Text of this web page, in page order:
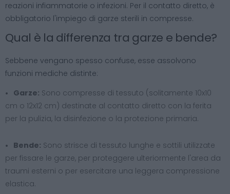
reazioni infiammatorie o infezioni. Per il contatto diretto, è
obbligatorio l'impiego di garze sterili in compresse.
Qual è la differenza tra garze e bende?
Sebbene vengano spesso confuse, esse assolvono
funzioni mediche distinte:
Garze: Sono compresse di tessuto (solitamente 10x10
cm o 12x12 cm) destinate al contatto diretto con la ferita
per la pulizia, la disinfezione o la protezione primaria.
Bende: Sono strisce di tessuto lunghe e sottili utilizzate
per fissare le garze, per proteggere ulteriormente l'area da
traumi esterni o per esercitare una leggera compressione
elastica.